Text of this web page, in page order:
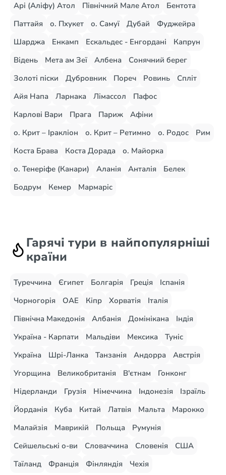
Арі (Аліфу) Атол
Північний Мале Атол
Бентота
Паттайя
о. Пхукет о. Самуї Дубай
Фуджейра
Шарджа
Енкамп Ескальдес - Енгордані
Капрун
Відень
Мета ам Зеї Албена
Сонячний берег
Золоті піски
Дубровник Пореч Ровинь
Спліт
Айя Напа
Ларнака Лімассол
Пафос
Карлові Вари
Прага Париж
Афіни
о. Крит – Іракліон
о. Крит – Ретимно о. Родос
Рим
Коста Брава
Коста Дорада
о. Майорка
о. Тенеріфе (Канари)
Аланія Анталія
Белек
Бодрум
Кемер Мармаріс
Гарячі тури в найпопулярніші
країни
Туреччина Єгипет Болгарія Греція
Іспанія
Чорногорія
ОАЕ Кіпр Хорватія
Італія
Північна Македонія
Албанія Домінікана
Індія
Україна - Карпати
Мальдіви Мексика
Туніс
Україна
Шрі-Ланка Танзанія Андорра
Австрія
Угорщина
Великобританія В'єтнам
Гонконг
Нідерланди
Грузія Німеччина Індонезія
Ізраїль
Йорданія
Куба Китай Латвія Мальта
Марокко
Малайзія
Маврикій Польща
Румунія
Сейшельські о-ви
Словаччина Словенія
США
Таїланд
Франція Фінляндія Чехія